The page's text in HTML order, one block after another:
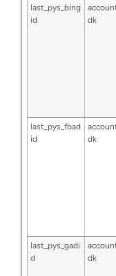
last_pys_bing
id
dk
last_pys_fbad
id
dk
last_pys_gadi
d
dk